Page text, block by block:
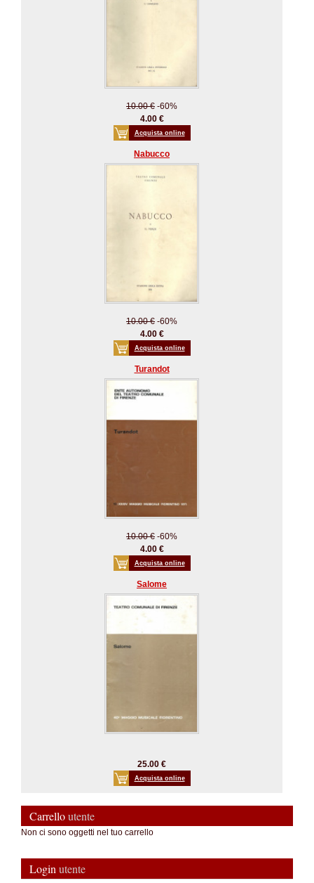
10.00 € -60%
4.00 €
Acquista online
Nabucco
10.00 € -60%
4.00 €
Acquista online
Turandot
10.00 € -60%
4.00 €
Acquista online
Salome
25.00 €
Acquista online
Carrelloutente
Non ci sono oggetti nel tuo carrello
Login utente